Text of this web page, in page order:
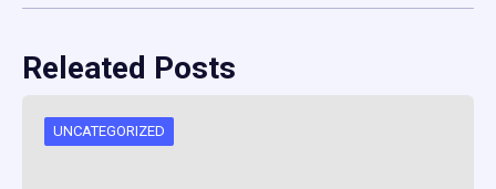
Releated Posts
UNCATEGORIZED